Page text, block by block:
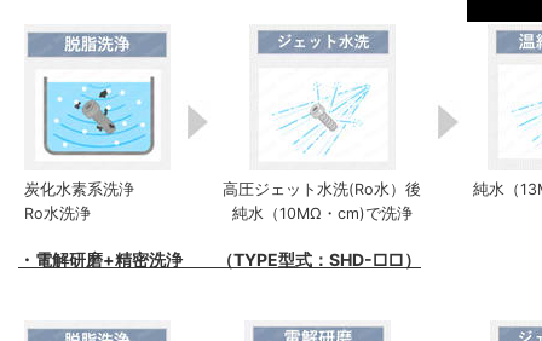
炭化水素系洗浄
Ro水洗浄
高圧ジェット水洗(Ro水）後
純水（10MΩ・cm)で洗浄
純水（
・電解研磨+精密洗浄 （TYPE型式：SHD-□□）